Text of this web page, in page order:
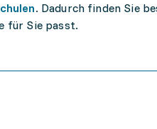
. Dadurch finden Sie
für Sie passt.